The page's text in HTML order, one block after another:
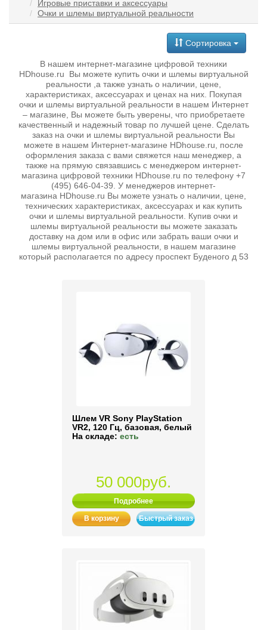
Игровые приставки и аксессуары
Очки и шлемы виртуальной реальности
Сортировка
В нашем интернет-магазине цифровой техники
HDhouse.ru Вы можете купить очки и шлемы виртуальной
реальности ,а также узнать о наличии, цене,
характеристиках, аксессуарах и ценах на них. Покупая
очки и шлемы виртуальной реальности в нашем Интернет
– магазине, Вы можете быть уверены, что приобретаете
качественный и надежный товар по лучшей цене. Сделать
заказ на очки и шлемы виртуальной реальности Вы
можете в нашем Интернет-магазине HDhouse.ru, после
оформления заказа с вами свяжется наш менеджер, а
также на прямую связавшись с менеджером интернет-
магазина цифровой техники HDhouse.ru по телефону +7
(495) 646-04-39. У менеджеров интернет-
магазина HDhouse.ru Вы можете узнать о наличии, цене,
технических характеристиках, аксессуарах и как купить
очки и шлемы виртуальной реальности. Купив очки и
шлемы виртуальной реальности вы можете заказать
доставку на дом или в офис или забрать ваши очки и
шлемы виртуальной реальности, в нашем магазине
который располагается по адресу проспект Буденого д 53
Шлем VR Sony PlayStation
VR2, 120 Гц, базовая, белый
На складе: есть
50 000руб.
Подробнее
В корзину Быстрый заказ